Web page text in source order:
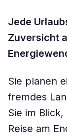
Jede
Zuversicht
Sie planen
fremdes
Sie im
Reise am